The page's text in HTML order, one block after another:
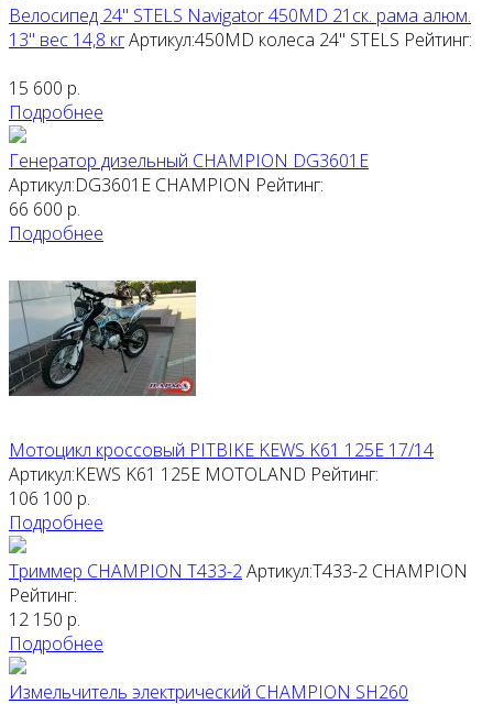
Велосипед 24" STELS Navigator 450MD 21ск. рама алюм.
13" вес 14,8 кгАртикул:450MD колеса 24" STELS Рейтинг:
15 600 р.
Подробнее
Генератор дизельный CHAMPION DG3601E
Артикул:DG3601E CHAMPION Рейтинг:
66 600 р.
Подробнее
Мотоцикл кроссовый PITBIKE KEWS K61 125E 17/14
Артикул:KEWS K61 125E MOTOLAND Рейтинг:
106 100 р.
Подробнее
Триммер CHAMPION T433-2Артикул:T433-2 CHAMPION
Рейтинг:
12 150 р.
Подробнее
Измельчитель электрический CHAMPION SH260